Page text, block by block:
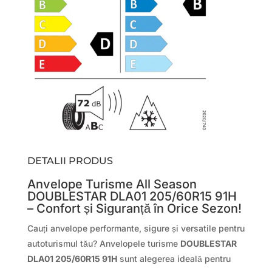
DETALII PRODUS
Anvelope Turisme All Season
DOUBLESTAR DLA01 205/60R15 91H
– Confort și Siguranță în Orice Sezon!
Cauți anvelope performante, sigure și versatile pentru
autoturismul tău? Anvelopele turisme DOUBLESTAR
DLA01 205/60R15 91Hsunt alegerea ideală pentru